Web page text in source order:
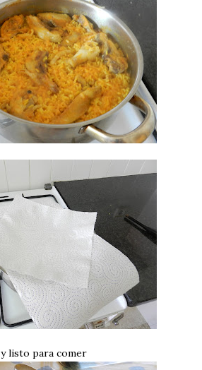
y listo para comer